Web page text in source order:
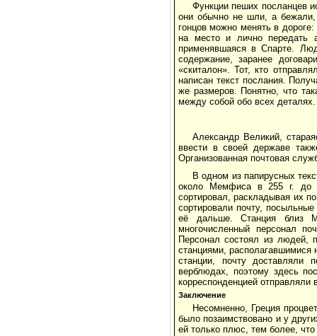
Функции пеших посланцев
они обычно не шли, а бежали,
гонцов можно менять в
на место и лично передать
применявшаяся в Спарте.
содержание, заранее
«скиталон». Тот, кто
написан текст послания.
же размеров. Понятно, что
между собой обо всех деталях.
Александр Великий,
ввести в своей державе
Организованная почтовая
В одном из папирусных
около Мемфиса в 255 г. до
сортировал, раскладывая их
сортировали почту,
её дальше. Станция близ
многочисленный персонал
Персонал состоял из людей,
станциями, располагавшимися
станции, почту
верблюдах, поэтому здесь
корреспонденцией
Заключение
Несомненно, Греция
было позаимствовано и у
ей только плюс, тем более,